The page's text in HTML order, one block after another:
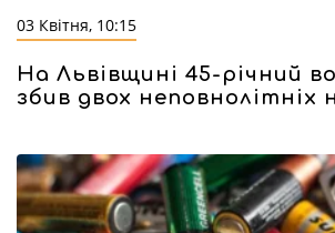
03 Квітня, 10:15
На Львівщині 45-річний
збив двох неповнолітніх